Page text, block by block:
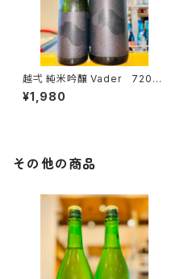
越弌 純米吟醸 Vader 720ml
１本（株式会社越後鶴亀・新潟県
新潟市西蒲区竹野町）
¥1,980
その他の商品